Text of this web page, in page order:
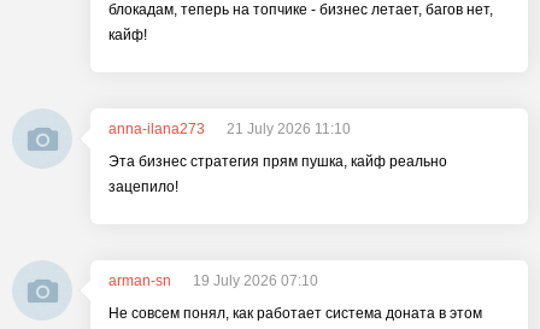
блокадам, теперь на топчике - бизнес летает, багов нет,
кайф!
anna-ilana273
21 July 2026 11:10
Эта бизнес стратегия прям пушка, кайф реально
зацепило!
arman-sn
19 July 2026 07:10
Не совсем понял, как работает система доната в этом